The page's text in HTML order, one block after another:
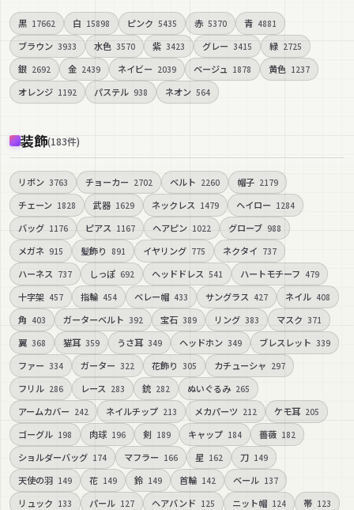
黒 17662 白 15898 ピンク 5435 赤 5370 青 4881
ブラウン 3933 水色 3570 紫 3423 グレー 3415 緑 2725
銀 2692 金 2439 ネイビー 2039 ベージュ 1878 黄色 1237
オレンジ 1192 パステル 938 ネオン 564
装飾(183件)
リボン 3763 チョーカー 2702 ベルト 2260 帽子 2179
チェーン 1828 武器 1629 ネックレス 1479 ヘイロー 1284
バッグ 1176 ピアス 1167 ヘアピン 1022 グローブ 988
メガネ 915 髪飾り 891 イヤリング 775 ネクタイ 737
ハーネス 737 しっぽ 692 ヘッドドレス 541 ハートモチーフ 479
十字架 457 指輪 454 ベレー帽 433 サングラス 427 ネイル 408
角 403 ガーターベルト 392 宝石 389 リング 383 マスク 371
翼 368 猫耳 359 うさ耳 349 ヘッドホン 349 ブレスレット 339
ファー 334 ガーター 322 花飾り 305 カチューシャ 297
フリル 286 レース 283 銃 282 ぬいぐるみ 265
アームカバー 242 ネイルチップ 213 メカパーツ 212 ケモ耳 205
ゴーグル 198 肉球 196 剣 189 キャップ 184 薔薇 182
ショルダーバッグ 174 マフラー 166 星 162 刀 149
天使の羽 149 花 149 鈴 149 首輪 142 ベール 137
リュック 133 パール 127 ヘアバンド 125 ニット帽 124 帯 123